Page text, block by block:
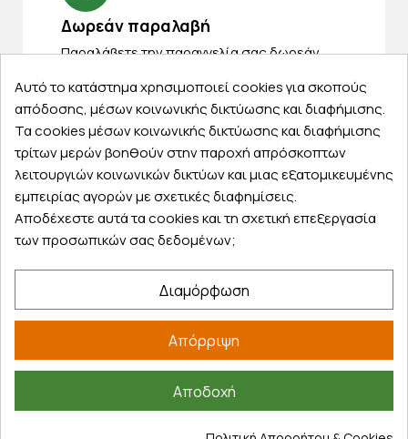
Δωρεάν παραλαβή
Παραλάβετε την παραγγελία σας δωρεάν
Express αποστολές
Κάντε σήμερα την παραγγελία σας και
παραλάβετε αύριο στην πόρτα σας
Εξυπηρέτηση πελατών
Λογαριασμός
Τρόποι παραγγελίας
Αυτό το κατάστημα χρησιμοποιεί cookies για σκοπούς
απόδοσης, μέσων κοινωνικής δικτύωσης και διαφήμισης.
Τα cookies μέσων κοινωνικής δικτύωσης και διαφήμισης
τρίτων μερών βοηθούν στην παροχή απρόσκοπτων
λειτουργιών κοινωνικών δικτύων και μιας εξατομικευμένης
εμπειρίας αγορών με σχετικές διαφημίσεις.
Αποδέχεστε αυτά τα cookies και τη σχετική επεξεργασία
των προσωπικών σας δεδομένων;
Διαμόρφωση
Απόρριψη
Αποδοχή